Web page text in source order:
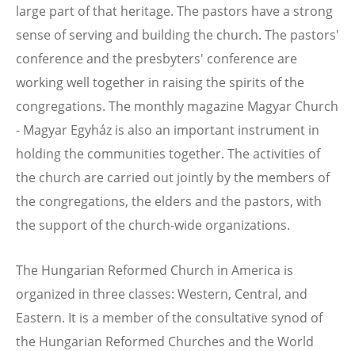
large part of that heritage. The pastors have a strong
sense of serving and building the church. The pastors'
conference and the presbyters' conference are
working well together in raising the spirits of the
congregations. The monthly magazine Magyar Church
- Magyar Egyház is also an important instrument in
holding the communities together. The activities of
the church are carried out jointly by the members of
the congregations, the elders and the pastors, with
the support of the church-wide organizations.
The Hungarian Reformed Church in America is
organized in three classes: Western, Central, and
Eastern. It is a member of the consultative synod of
the Hungarian Reformed Churches and the World